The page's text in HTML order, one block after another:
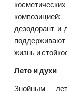
дезодорант и
жизнь и
Лето и духи
Знойным